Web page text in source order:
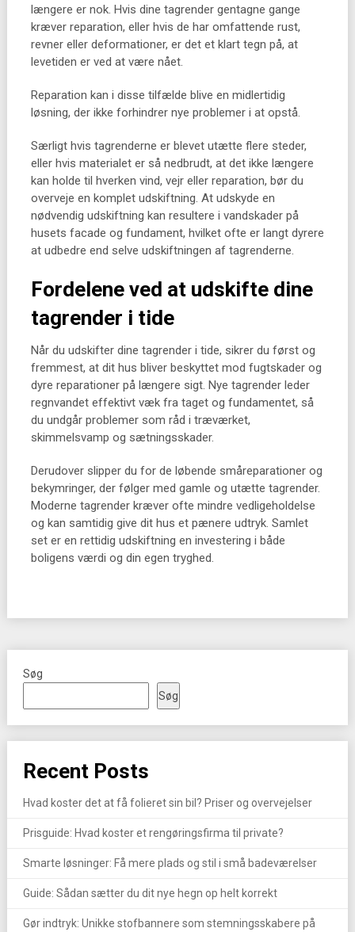
længere er nok. Hvis dine tagrender gentagne gange
kræver reparation, eller hvis de har omfattende rust,
revner eller deformationer, er det et klart tegn på, at
levetiden er ved at være nået.
Reparation kan i disse tilfælde blive en midlertidig
løsning, der ikke forhindrer nye problemer i at opstå.
Særligt hvis tagrenderne er blevet utætte flere steder,
eller hvis materialet er så nedbrudt, at det ikke længere
kan holde til hverken vind, vejr eller reparation, bør du
overveje en komplet udskiftning. At udskyde en
nødvendig udskiftning kan resultere i vandskader på
husets facade og fundament, hvilket ofte er langt dyrere
at udbedre end selve udskiftningen af tagrenderne.
Fordelene ved at udskifte dine
tagrender i tide
Når du udskifter dine tagrender i tide, sikrer du først og
fremmest, at dit hus bliver beskyttet mod fugtskader og
dyre reparationer på længere sigt. Nye tagrender leder
regnvandet effektivt væk fra taget og fundamentet, så
du undgår problemer som råd i træværket,
skimmelsvamp og sætningsskader.
Derudover slipper du for de løbende småreparationer og
bekymringer, der følger med gamle og utætte tagrender.
Moderne tagrender kræver ofte mindre vedligeholdelse
og kan samtidig give dit hus et pænere udtryk. Samlet
set er en rettidig udskiftning en investering i både
boligens værdi og din egen tryghed.
Søg
Søg
Recent Posts
Hvad koster det at få folieret sin bil? Priser og overvejelser
Prisguide: Hvad koster et rengøringsfirma til private?
Smarte løsninger: Få mere plads og stil i små badeværelser
Guide: Sådan sætter du dit nye hegn op helt korrekt
Gør indtryk: Unikke stofbannere som stemningsskabere på